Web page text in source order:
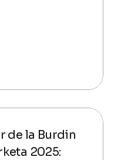
de la Burdin
2025: